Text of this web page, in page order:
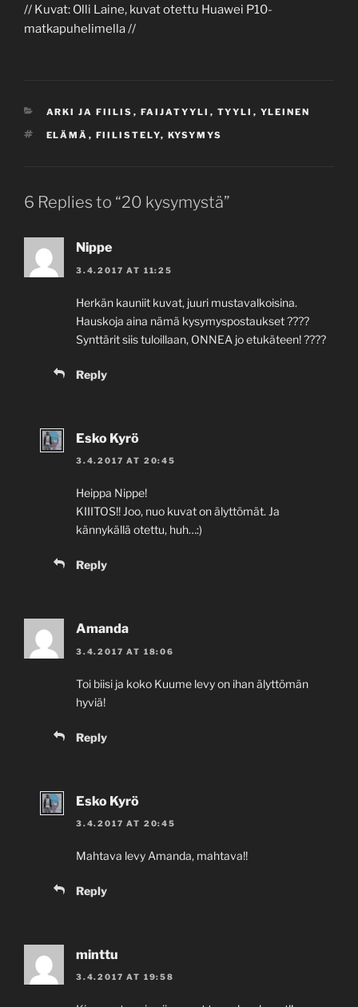
// Kuvat: Olli Laine, kuvat otettu Huawei P10-
matkapuhelimella //
CATEGORIES
ARKI JA FIILIS , FAIJATYYLI , TYYLI , YLEINEN
TAGS
ELÄMÄ , FIILISTELY, KYSYMYS
6 Replies to “20 kysymystä”
Nippe
3.4.2017 AT 11:25
Herkän kauniit kuvat, juuri mustavalkoisina.
Hauskoja aina nämä kysymyspostaukset ????
Synttärit siis tuloillaan, ONNEA jo etukäteen! ????
Reply
Esko Kyrö
3.4.2017 AT 20:45
Heippa Nippe!
KIIITOS!! Joo, nuo kuvat on älyttömät. Ja
kännykällä otettu, huh…:)
Reply
Amanda
3.4.2017 AT 18:06
Toi biisi ja koko Kuume levy on ihan älyttömän
hyviä!
Reply
Esko Kyrö
3.4.2017 AT 20:45
Mahtava levy Amanda, mahtava!!
Reply
minttu
3.4.2017 AT 19:58